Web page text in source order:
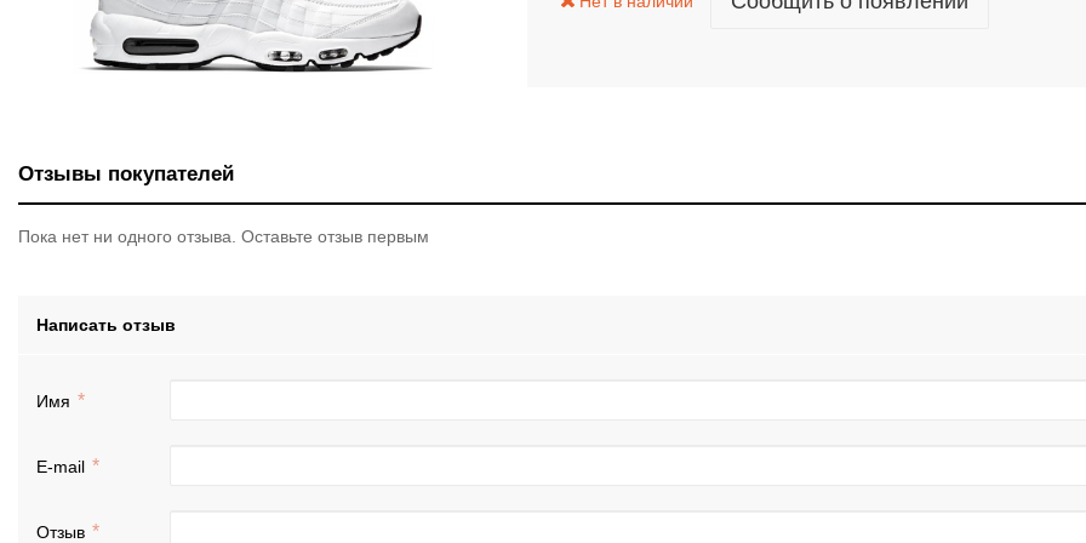
Отзывы покупателей
Пока нет ни одного отзыва. Оставьте отзыв первым
Написать отзыв
Имя
E-mail
Отзыв